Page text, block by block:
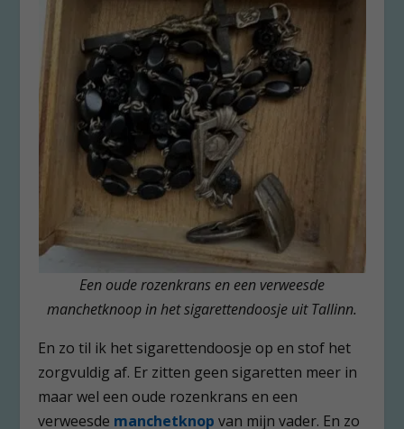
Een oude rozenkrans en een verweesde
manchetknoop in het sigarettendoosje uit Tallinn.
En zo til ik het sigarettendoosje op en stof het
zorgvuldig af. Er zitten geen sigaretten meer in
maar wel een oude rozenkrans en een
verweesde manchetknop van mijn vader. En zo